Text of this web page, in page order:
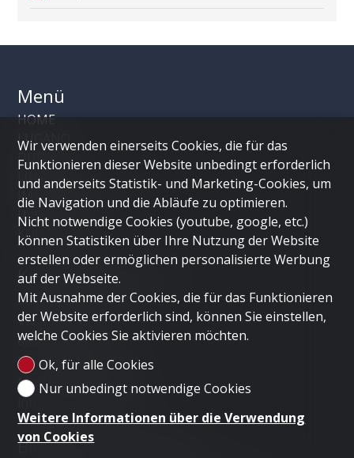
Menü
HOME
LUGANO
DUBAI
LONDON
IMMOBILIE VERKAUFEN
Unternehmen
KONTAKT
Kontaktieren Sie uns
LUGANO HOME SAGL
Via Nassa 3b
6900 Lugano
Tel.+41 91 235 58 56
Mob. +41 79 778 10 93
info@luganohome.ch
Bleiben Sie verbunden
Wir verwenden einerseits Cookies, die für das
Funktionieren dieser Website unbedingt erforderlich
und anderseits Statistik- und Marketing-Cookies, um
die Navigation und die Abläufe zu optimieren.
Nicht notwendige Cookies (youtube, google, etc.)
können Statistiken über Ihre Nutzung der Website
erstellen oder ermöglichen personalisierte Werbung
auf der Webseite.
Mit Ausnahme der Cookies, die für das Funktionieren
der Website erforderlich sind, können Sie einstellen,
welche Cookies Sie aktivieren möchten.
Ok, für alle Cookies
Nur unbedingt notwendige Cookies
Weitere Informationen über die Verwendung
von Cookies